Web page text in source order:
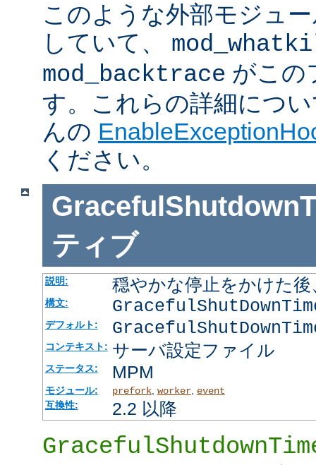
このような外部モジュ
していて、
mod_backtrace がこの
す。これらの詳細につ
んの
ください。
ティブ
説明: 穏やかな停止をかけた
構文:
デフォルト:
コンテキスト: サーバ設定ファイル
ステータス: MPM
モジュール: prefork, worker, event
互換性:
2.2 以降